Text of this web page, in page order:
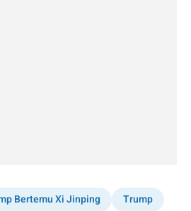
Bertemu Xi Jinping Trump